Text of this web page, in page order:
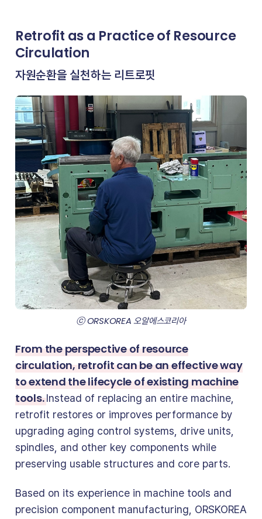
Retrofit as a Practice of Resource
Circulation
자원순환을 실천하는 리트로핏
ⓒ ORSKOREA 오알에스코리아
From the perspective of resource
circulation, retrofit can be an effective way
to extend the lifecycle of existing machine
tools.Instead of replacing an entire machine,
retrofit restores or improves performance by
upgrading aging control systems, drive units,
spindles, and other key components while
preserving usable structures and core parts.
Based on its experience in machine tools and
precision component manufacturing, ORSKOREA